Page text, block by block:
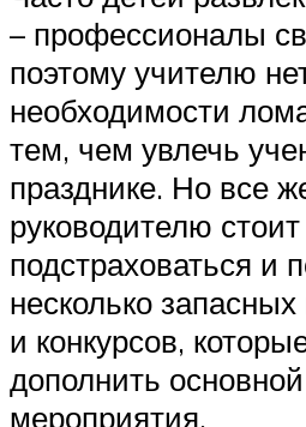
– профессионалы
поэтому учителю
необходимости
тем, чем увлечь
празднике. Но все
руководителю стоит
подстраховаться и
несколько
и конкурсов,
дополнить
мероприятия.